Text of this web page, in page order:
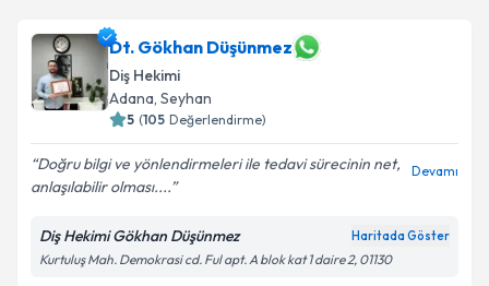
Dt. Gökhan Düşünmez
Diş Hekimi
Adana, Seyhan
5 (105 Değerlendirme)
Doğru bilgi ve yönlendirmeleri ile tedavi sürecinin net,
anlaşılabilir olması....
Devamı
Diş Hekimi Gökhan Düşünmez Haritada Göster
Kurtuluş Mah. Demokrasi cd. Ful apt. A blok kat 1 daire 2, 01130